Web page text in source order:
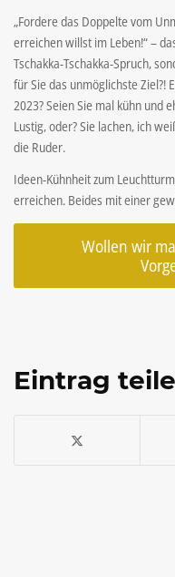
„Fordere das Doppelte vom
erreichen willst im Leben!“ –
Tschakka-Tschakka-Spruch,
für Sie das unmöglichste Ziel?!
2023? Seien Sie mal kühn und
Lustig, oder? Sie lachen, ich
die Ruder.
Ideen-Kühnheit zum
erreichen. Beides mit einer
Wollen wir
Eintrag